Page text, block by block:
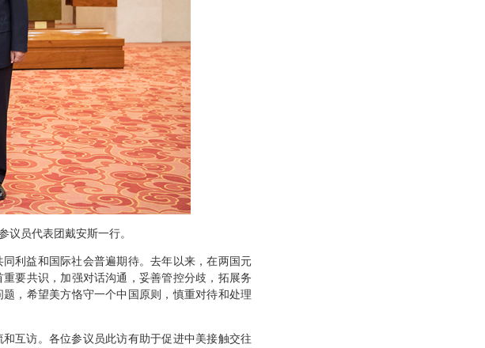
议员代表团戴安斯一行。
利益和国际社会普遍期待。去年以来，在两国元
要共识，加强对话沟通，妥善管控分歧，拓展务
，希望美方恪守一个中国原则，慎重对待和处理
互访。各位参议员此访有助于促进中美接触交往